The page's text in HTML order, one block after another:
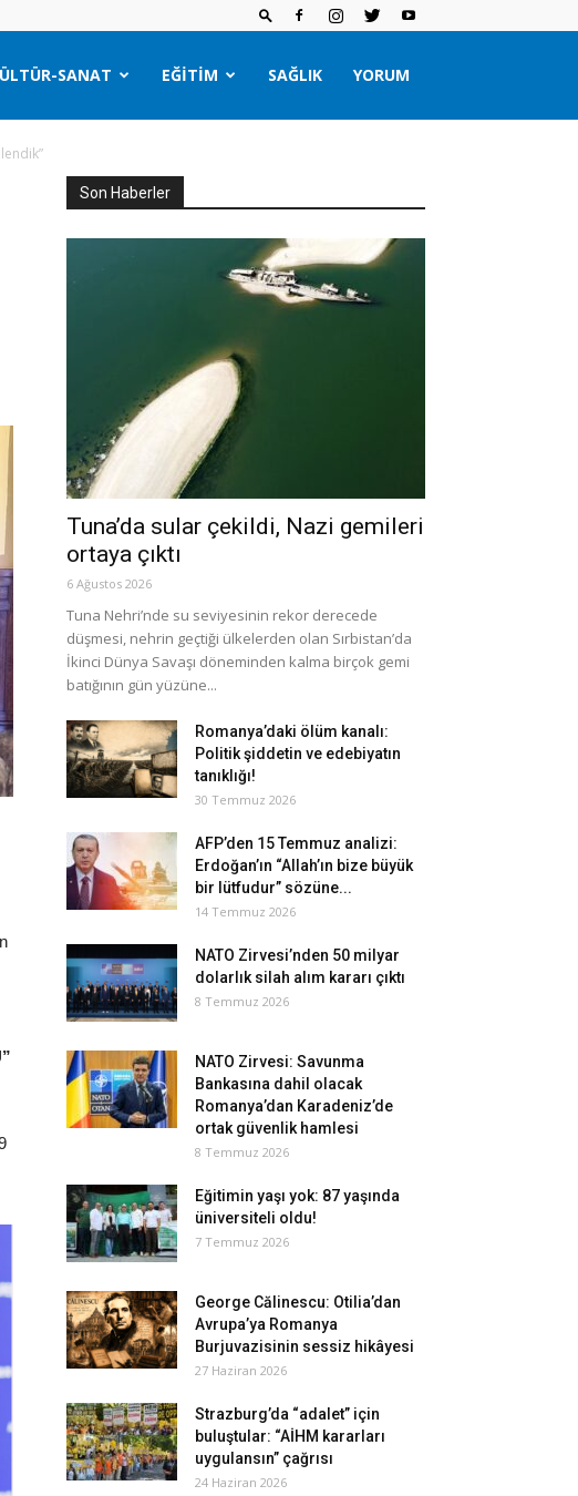
SANAT EĞITIM SAĞLIK YORUM
Son Haberler
Tuna’da sular çekildi, Nazi gemileri
ortaya çıktı
6 Ağustos 2026
Tuna Nehri’nde su seviyesinin rekor derecede
düşmesi, nehrin geçtiği ülkelerden olan Sırbistan’da
İkinci Dünya Savaşı döneminden kalma birçok gemi
batığının gün yüzüne...
Romanya’daki ölüm kanalı:
Politik şiddetin ve edebiyatın
tanıklığı!
30 Temmuz 2026
AFP’den 15 Temmuz analizi:
Erdoğan’ın “Allah’ın bize büyük
bir lütfudur” sözüne...
14 Temmuz 2026
NATO Zirvesi’nden 50 milyar
dolarlık silah alım kararı çıktı
8 Temmuz 2026
NATO Zirvesi: Savunma
Bankasına dahil olacak
Romanya’dan Karadeniz’de
ortak güvenlik hamlesi
8 Temmuz 2026
Eğitimin yaşı yok: 87 yaşında
üniversiteli oldu!
7 Temmuz 2026
George Călinescu: Otilia’dan
Avrupa’ya Romanya
Burjuvazisinin sessiz hikâyesi
27 Haziran 2026
Strazburg’da “adalet” için
buluştular: “AİHM kararları
uygulansın” çağrısı
24 Haziran 2026